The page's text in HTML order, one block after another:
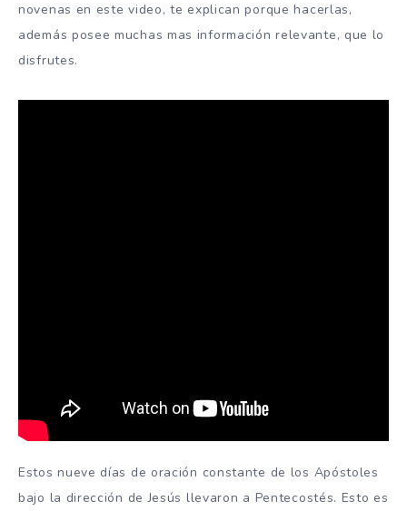
novenas en este video, te explican porque hacerlas,
además posee muchas mas información relevante, que lo
disfrutes.
Estos nueve días de oración constante de los Apóstoles
bajo la dirección de Jesús llevaron a Pentecostés. Esto es